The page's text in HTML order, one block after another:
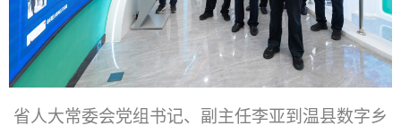
省人大常委会党组书记、副主任李亚到温县数字乡